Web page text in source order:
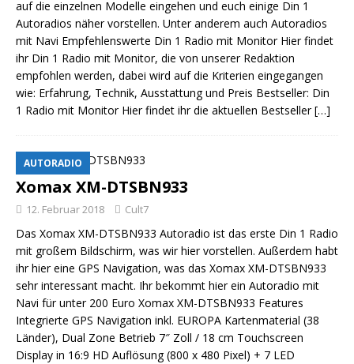
auf die einzelnen Modelle eingehen und euch einige Din 1
Autoradios näher vorstellen. Unter anderem auch Autoradios
mit Navi Empfehlenswerte Din 1 Radio mit Monitor Hier findet
ihr Din 1 Radio mit Monitor, die von unserer Redaktion
empfohlen werden, dabei wird auf die Kriterien eingegangen
wie: Erfahrung, Technik, Ausstattung und Preis Bestseller: Din
1 Radio mit Monitor Hier findet ihr die aktuellen Bestseller[…]
AUTORADIO
Xomax XM-DTSBN933
12. Februar 2018 Cult7
Das Xomax XM-DTSBN933 Autoradio ist das erste Din 1 Radio
mit großem Bildschirm, was wir hier vorstellen. Außerdem habt
ihr hier eine GPS Navigation, was das Xomax XM-DTSBN933
sehr interessant macht. Ihr bekommt hier ein Autoradio mit
Navi für unter 200 Euro Xomax XM-DTSBN933 Features
Integrierte GPS Navigation inkl. EUROPA Kartenmaterial (38
Länder), Dual Zone Betrieb 7″ Zoll / 18 cm Touchscreen
Display in 16:9 HD Auflösung (800 x 480 Pixel) + 7 LED